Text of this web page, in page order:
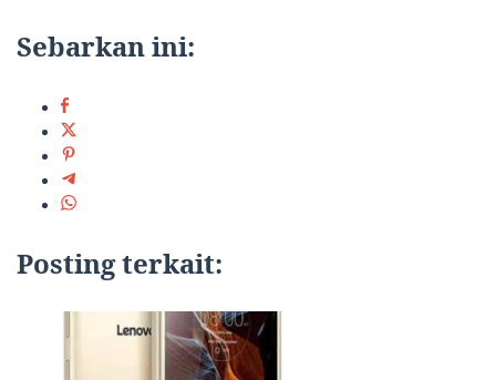
Sebarkan ini:
Posting terkait: